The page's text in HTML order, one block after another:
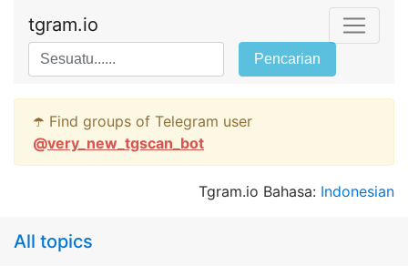
tgram.io
Pencarian
☂️ Find groups of Telegram user
@very_new_tgscan_bot
Tgram.io Bahasa: Indonesian
All topics